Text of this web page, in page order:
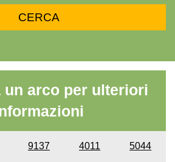
un arco per ulteriori
9137 4011 5044